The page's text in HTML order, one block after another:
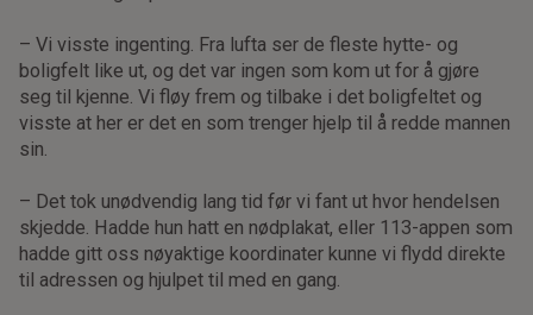
– Vi visste ingenting. Fra lufta ser de fleste hytte- og
boligfelt like ut, og det var ingen som kom ut for å gjøre
seg til kjenne. Vi fløy frem og tilbake i det boligfeltet og
visste at her er det en som trenger hjelp til å redde mannen
sin.
– Det tok unødvendig lang tid før vi fant ut hvor hendelsen
skjedde. Hadde hun hatt en nødplakat, eller 113-appen som
hadde gitt oss nøyaktige koordinater kunne vi flydd direkte
til adressen og hjulpet til med en gang.